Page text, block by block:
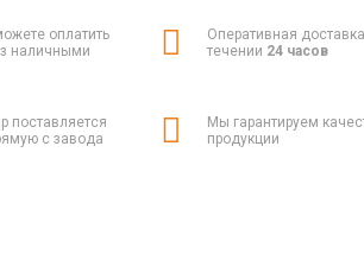
оплатить
наличными
Оперативная
течении 24 часов
поставляется
с завода
Мы гарантируем
продукции